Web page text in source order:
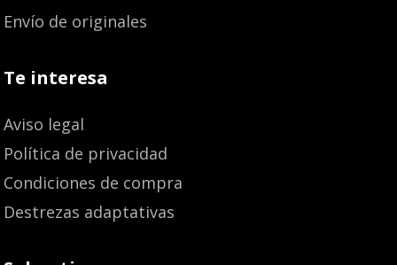
Envío de originales
Te interesa
Aviso legal
Política de privacidad
Condiciones de compra
Destrezas adaptativas